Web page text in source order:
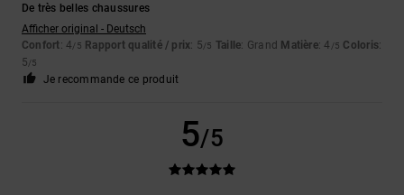
De très belles chaussures
Afficher original - Deutsch
Confort: 4/5 Rapport qualité / prix: 5/5 Taille: Grand Matière: 4 /5 Coloris:
5/5
Je recommande ce produit
5/5